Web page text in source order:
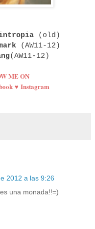
intropia (old)
(AW11-12)
(AW11-12)
ME ON
♥ Instagram
2012 a las 9:26
una monada!!=)